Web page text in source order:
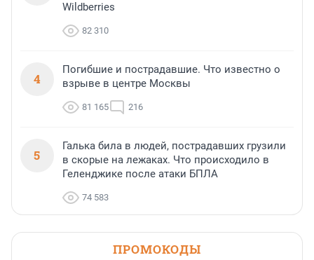
Wildberries
82 310
4
Погибшие и пострадавшие. Что известно о
взрыве в центре Москвы
81 165 216
5
Галька била в людей, пострадавших грузили
в скорые на лежаках. Что происходило в
Геленджике после атаки БПЛА
74 583
ПРОМОКОДЫ